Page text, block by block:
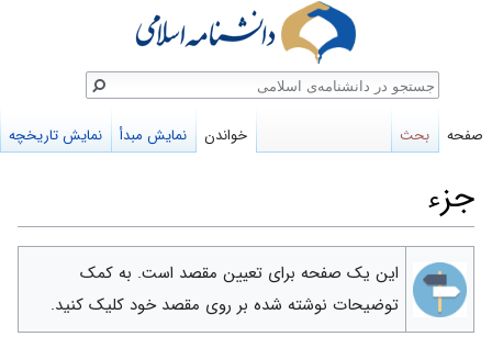
جزء
پرش
به
ناوبری
پرش
به
جستجو
این یک صفحه برا‌ی تعیین مقصد است. به کمک
توضیحات نوشته شده بر روی مقصد خود کلیک کنید.
صفحه بحث خواندن نمایش مبدأ نمایش تاریخچه
جستجو